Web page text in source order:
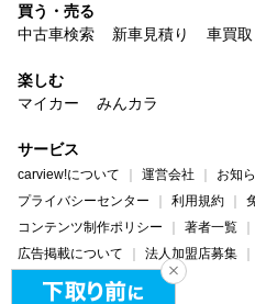
買う・売る
中古車検索
新車見積り 車買取
楽しむ
マイカー
みんカラ
サービス
carview!について 運営会社 お知
プライバシーセンター
利用規約
コンテンツ制作ポリシー
著者一覧
広告掲載について
法人加盟店募集
ヘルプ・お問い合わせ